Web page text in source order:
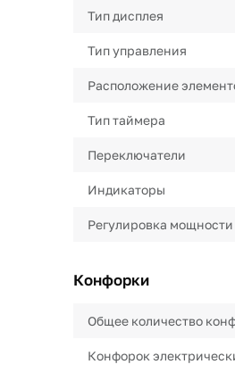
Тип дисплея
Тип управления
Расположение
Тип таймера
Переключатели
Индикаторы
Регулировка мощности
Конфорки
Общее количество
Конфорок